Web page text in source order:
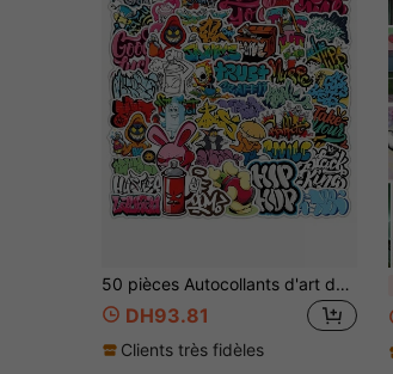
50 pièces Autocollants d'art de graffiti de rue cool et imperméables, convenant pour ordinateur portable, planche à roulettes, décoration de bouteille d'eau
DH93.81
Clients très fidèles